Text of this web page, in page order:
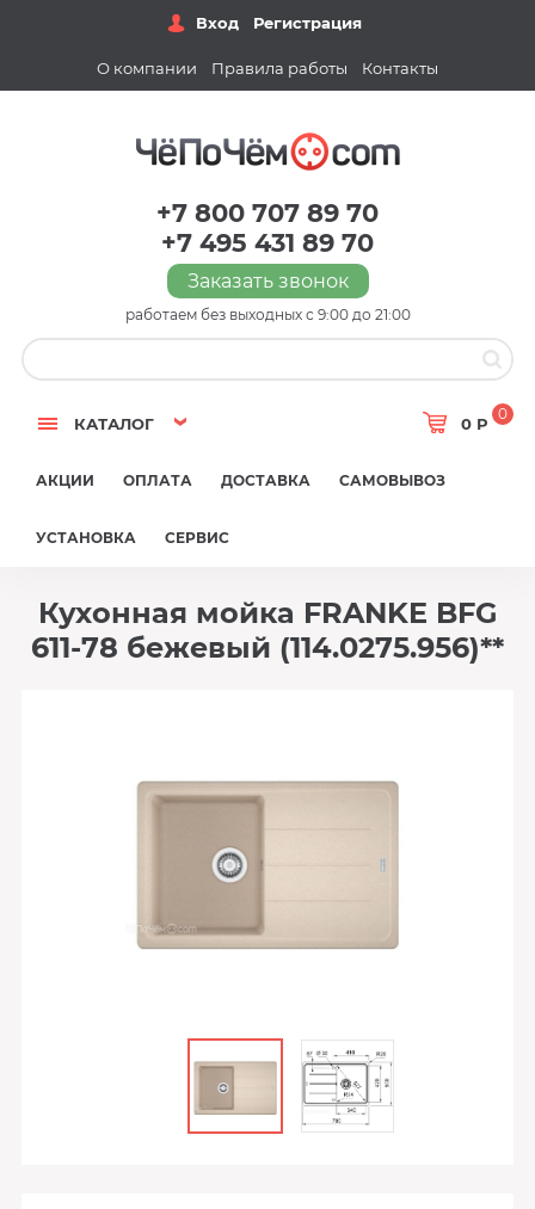
Вход Регистрация
О компании Правила работы Контакты
+7 800 707 89 70
+7 495 431 89 70
Заказать звонок
работаем без выходных с 9:00 до 21:00
КАТАЛОГ 0 Р
0
АКЦИИ ОПЛАТА ДОСТАВКА САМОВЫВОЗ
УСТАНОВКА СЕРВИС
Кухонная мойка FRANKE BFG
611-78 бежевый (114.0275.956)**